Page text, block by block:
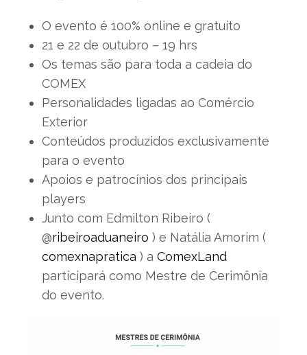
O evento é 100% online e gratuito
21 e 22 de outubro – 19 hrs
Os temas são para toda a cadeia do
COMEX
Personalidades ligadas ao Comércio
Exterior
Conteúdos produzidos exclusivamente
para o evento
Apoios e patrocínios dos principais
players
Junto com Edmilton Ribeiro (
@ribeiroaduaneiro ) e Natália Amorim (
comexnapratica ) a ComexLand
participará como Mestre de Cerimônia
do evento.